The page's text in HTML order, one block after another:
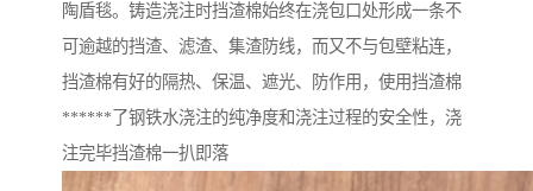
陶盾毯。铸造浇注时挡渣棉始终在浇包口处形成一条不
可逾越的挡渣、滤渣、集渣防线，而又不与包壁粘连，
挡渣棉有好的隔热、保温、遮光、防作用，使用挡渣棉
******了钢铁水浇注的纯净度和浇注过程的安全性，浇
注完毕挡渣棉一扒即落